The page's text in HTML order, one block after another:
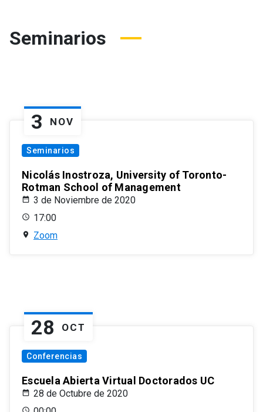
Seminarios
3 NOV
Seminarios
Nicolás Inostroza, University of Toronto-
Rotman School of Management
3 de Noviembre de 2020
17:00
Zoom
28 OCT
Conferencias
Escuela Abierta Virtual Doctorados UC
28 de Octubre de 2020